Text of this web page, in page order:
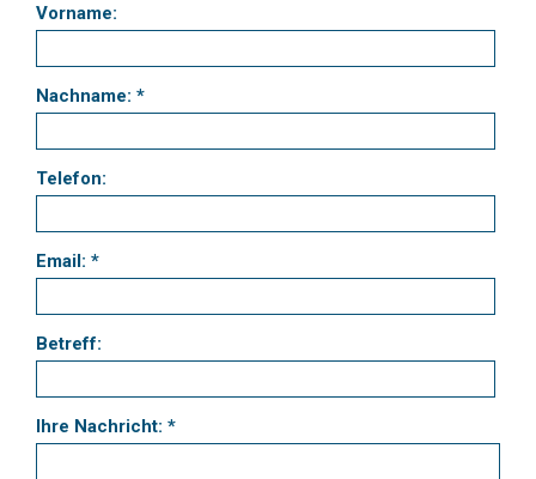
Vorname:
Nachname: *
Telefon:
Email: *
Betreff:
Ihre Nachricht: *